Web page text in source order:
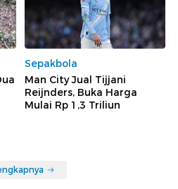
Sepakbola
Man City Jual Tijjani
Reijnders, Buka Harga
Mulai Rp 1,3 Triliun